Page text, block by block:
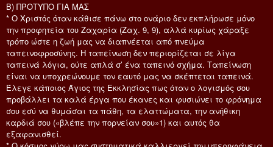
Β) ΠΡΟΤΥΠΟ ΓΙΑ ΜΑΣ
* Ο Χριστός όταν κάθισε πάνω στο ονάριο δεν εκπλήρωσε μόνο
την προφητεία του Ζαχαρία (Ζαχ. 9, 9), αλλά κυρίως χάραξε
τρόπο ώστε η ζωή μας να διαπνέεται από πνεύμα
ταπεινοφροσύνης. Η ταπείνωση δεν περιορίζεται σε λίγα
ταπεινά λόγια, ούτε απλά σ’ ένα ταπεινό σχήμα. Ταπείνωση
είναι να υποχρεώνουμε τον εαυτό μας να σκέπτεται ταπεινά.
Έλεγε κάποιος Άγιος της Εκκλησίας πως όταν ο λογισμός σου
προβάλλει τα καλά έργα που έκανες και φυσιώνει το φρόνημα
σου εσύ να θυμάσαι τα πάθη, τα ελαττώματα, την ανήθικη
καρδιά σου («βλέπε την πορνείαν σου»1) και αυτός θα
εξαφανισθεί.